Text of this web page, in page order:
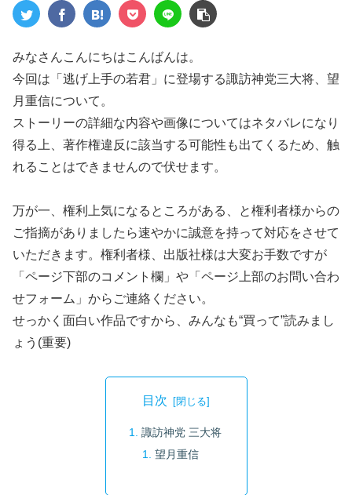
みなさんこんにちはこんばんは。
今回は「逃げ上手の若君」に登場する諏訪神党三大将、望
月重信について。
ストーリーの詳細な内容や画像についてはネタバレになり
得る上、著作権違反に該当する可能性も出てくるため、触
れることはできませんので伏せます。
万が一、権利上気になるところがある、と権利者様からの
ご指摘がありましたら速やかに誠意を持って対応をさせて
いただきます。権利者様、出版社様は大変お手数ですが
「ページ下部のコメント欄」や「ページ上部のお問い合わ
せフォーム」からご連絡ください。
せっかく面白い作品ですから、みんなも“買って”読みまし
ょう(重要)
目次
諏訪神党 三大将
望月重信